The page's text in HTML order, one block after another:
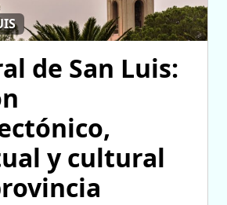
de San Luis:
y cultural